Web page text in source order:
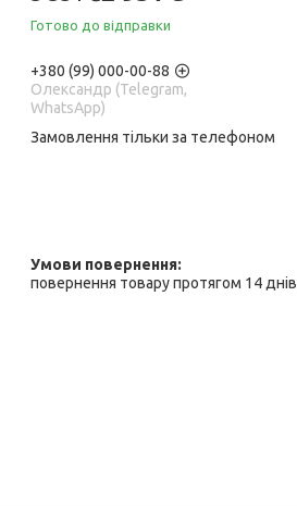
Готово до відправки
+380 (99) 000-00-88
Олександр (Telegram,
WhatsApp)
Замовлення тільки за телефоном
повернення товару протягом 14 днів